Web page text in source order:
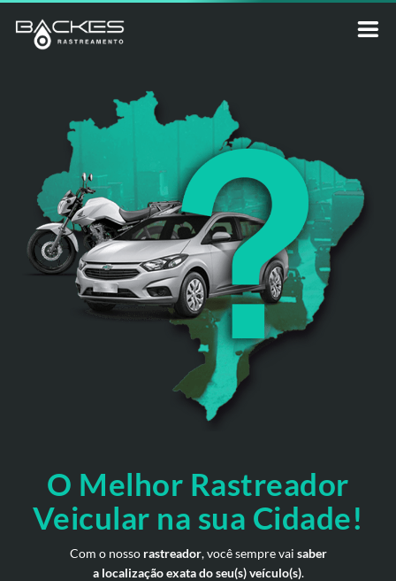
O Melhor Rastreador
Veicular na sua Cidade!
Com o nosso rastreador, você sempre vai saber
a localização exata do seu(s) veículo(s).